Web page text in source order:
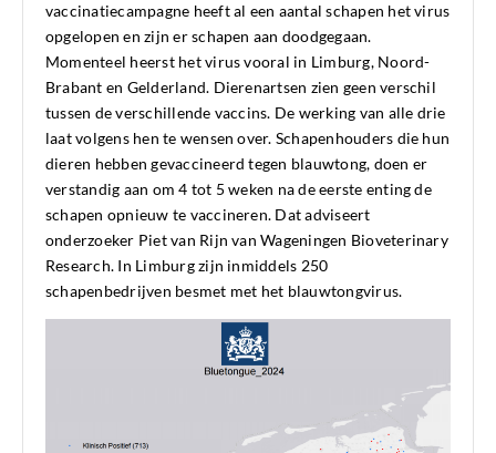
vaccinatiecampagne heeft al een aantal schapen het virus
opgelopen en zijn er schapen aan doodgegaan.
Momenteel heerst het virus vooral in Limburg, Noord-
Brabant en Gelderland. Dierenartsen zien geen verschil
tussen de verschillende vaccins. De werking van alle drie
laat volgens hen te wensen over. Schapenhouders die hun
dieren hebben gevaccineerd tegen blauwtong, doen er
verstandig aan om 4 tot 5 weken na de eerste enting de
schapen opnieuw te vaccineren. Dat adviseert
onderzoeker Piet van Rijn van Wageningen Bioveterinary
Research. In Limburg zijn inmiddels 250
schapenbedrijven besmet met het blauwtongvirus.